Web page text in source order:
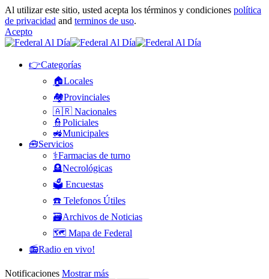
Al utilizar este sitio, usted acepta los términos y condiciones política
de privacidad and terminos de uso.
Acepto
👉Categorías
🏠Locales
🏘️Provinciales
🇦🇷 Nacionales
👮Policiales
🚜Municipales
🧰Servicios
⚕️Farmacias de turno
🪦Necrológicas
🗳️ Encuestas
☎️ Telefonos Útiles
🗃️Archivos de Noticias
🗺️ Mapa de Federal
📻Radio en vivo!
Notificaciones Mostrar más